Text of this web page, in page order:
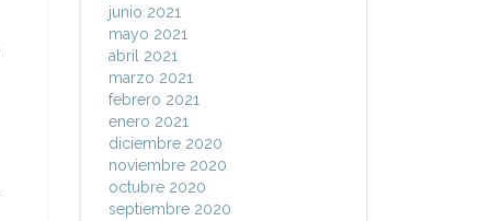
junio 2021
mayo 2021
abril 2021
marzo 2021
febrero 2021
enero 2021
diciembre 2020
noviembre 2020
octubre 2020
septiembre 2020